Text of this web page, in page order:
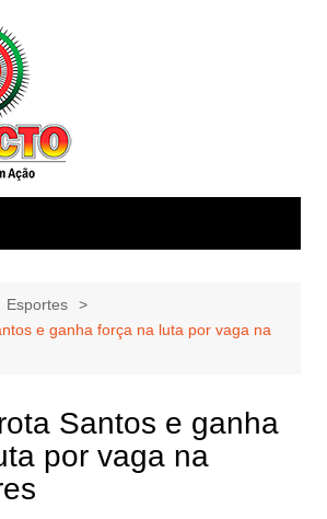
Esportes
e ganha força na luta por vaga na
Santos e ganha
por vaga na